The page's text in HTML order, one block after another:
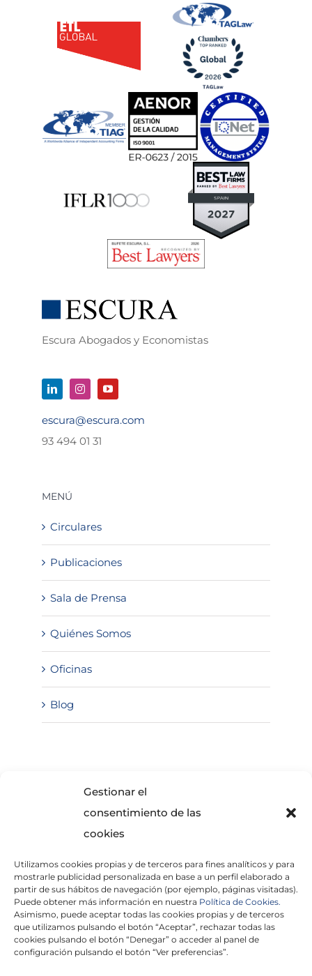
Gestionar el
consentimiento de las
cookies
Utilizamos cookies propias y de terceros para fines analíticos y para
mostrarle publicidad personalizada en base a un perfil elaborado a
partir de sus hábitos de navegación (por ejemplo, páginas visitadas).
Puede obtener más información en nuestra Política de Cookies.
Asimismo, puede aceptar todas las cookies propias y de terceros
que utilizamos pulsando el botón “Aceptar”, rechazar todas las
cookies pulsando el botón “Denegar” o acceder al panel de
configuración pulsando el botón “Ver preferencias”.
Escura Abogados y Economistas
escura@escura.com
93 494 01 31
MENÚ
Circulares
Publicaciones
Sala de Prensa
Quiénes Somos
Oficinas
Blog
He leído y acepto laPolítica de Privacidad